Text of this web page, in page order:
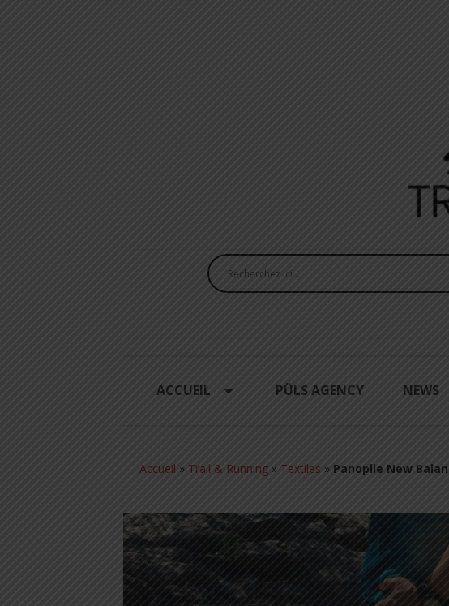
ACCUEIL PÜLS AGENCY NEWS
Accueil » Trail & Running » Textiles » Panoplie New